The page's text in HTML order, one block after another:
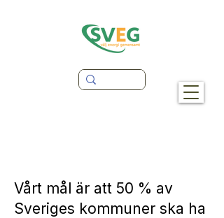
Vårt mål är att 50 % av
Sveriges kommuner ska ha